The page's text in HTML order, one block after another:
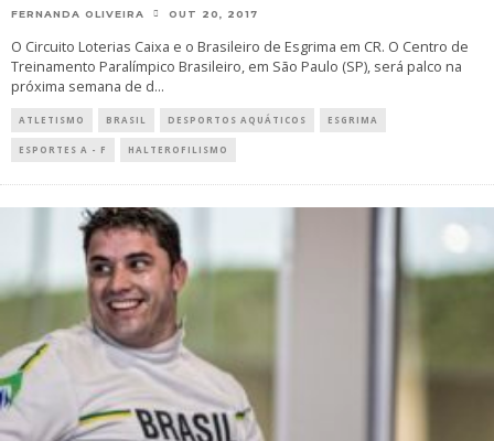
FERNANDA OLIVEIRA OUT 20, 2017
O Circuito Loterias Caixa e o Brasileiro de Esgrima em CR. O Centro de
Treinamento Paralímpico Brasileiro, em São Paulo (SP), será palco na
próxima semana de d...
ATLETISMO BRASIL DESPORTOS AQUÁTICOS ESGRIMA
ESPORTES A - F HALTEROFILISMO